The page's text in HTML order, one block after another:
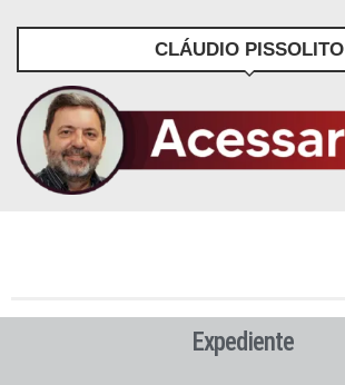
CLÁUDIO PISSOLITO
Expediente